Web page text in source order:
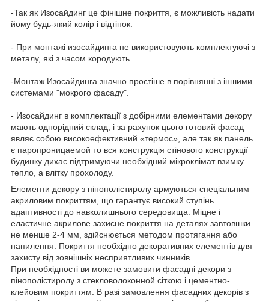
-Так як Изосайдинг це фінішне покриття, є можливість надати
йому будь-який колір і відтінок.
- При монтажі изосайдинга не використовують комплектуючі з
металу, які з часом кородують.
-Монтаж Изосайдинга значно простіше в порівнянні з іншими
системами "мокрого фасаду".
- Изосайдинг в комплектації з добірними елементами декору
мають однорідний склад, і за рахунок цього готовий фасад
являє собою високоефективний «термос», але так як панель
є паропроницаемой то вся конструкція стінового конструкції
будинку дихає підтримуючи необхідний мікроклімат взимку
тепло, а влітку прохолоду.
Елементи декору з пінополістиролу армуються спеціальним
акриловим покриттям, що гарантує високий ступінь
адаптивності до навколишнього середовища. Міцне і
еластичне акрилове захисне покриття на деталях завтовшки
не менше 2-4 мм, здійснюється методом протягання або
напилення. Покриття необхідно декоративних елементів для
захисту від зовнішніх несприятливих чинників.
При необхідності ви можете замовити фасадні декори з
пінополістиролу з стекловолоконной сіткою і цементно-
клейовим покриттям. В разі замовлення фасадних декорів з